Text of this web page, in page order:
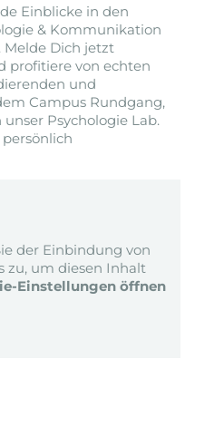
Einblicke in den
& Kommunikation
Dich jetzt
profitiere von echten
und
Campus Rundgang,
Psychologie Lab.
der Einbindung von
zu, um diesen Inhalt
Einstellungen öffnen